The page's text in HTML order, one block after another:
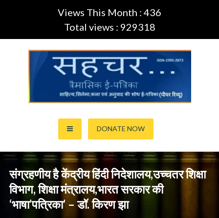
Views This Month : 436
Total views : 929318
सहचर ई-पत्रिका… (ISSN:2395-
2873)
DONATE NOW
संग्रहणीय है केंद्रीय हिंदी निदेशालय,उच्चतर शिक्षा
विभाग, शिक्षा मंत्रालय,भारत सरकार की
‘भाषा’पत्रिका’ – डॉ. किरण झा